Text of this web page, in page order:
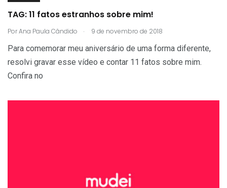
TAG: 11 fatos estranhos sobre mim!
PorAna Paula Cândido . 9 de novembro de 2018
Para comemorar meu aniversário de uma forma diferente,
resolvi gravar esse vídeo e contar 11 fatos sobre mim.
Confira no